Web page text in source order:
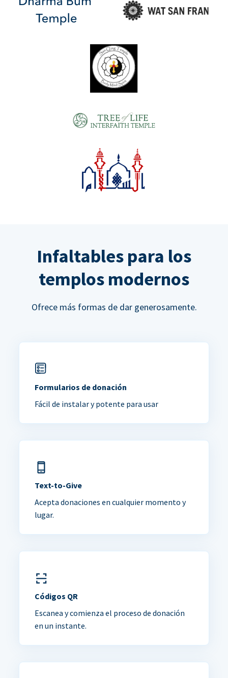
Infaltables para los
templos modernos
Ofrece más formas de dar generosamente.
Formularios de donación
Fácil de instalar y potente para usar
Text-to-Give
Acepta donaciones en cualquier momento y
lugar.
Códigos QR
Escanea y comienza el proceso de donación
en un instante.